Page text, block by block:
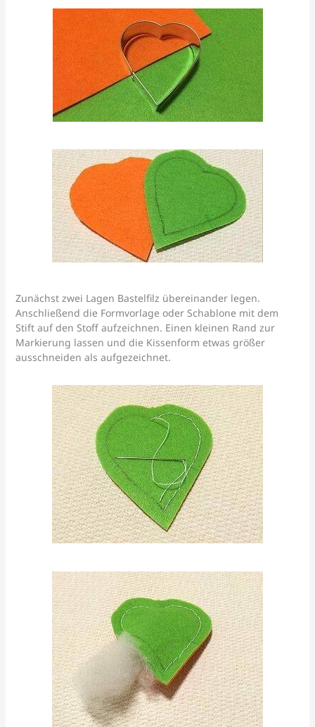
Zunächst zwei Lagen Bastelfilz übereinander legen.
Anschließend die Formvorlage oder Schablone mit dem
Stift auf den Stoff aufzeichnen. Einen kleinen Rand zur
Markierung lassen und die Kissenform etwas größer
ausschneiden als aufgezeichnet.